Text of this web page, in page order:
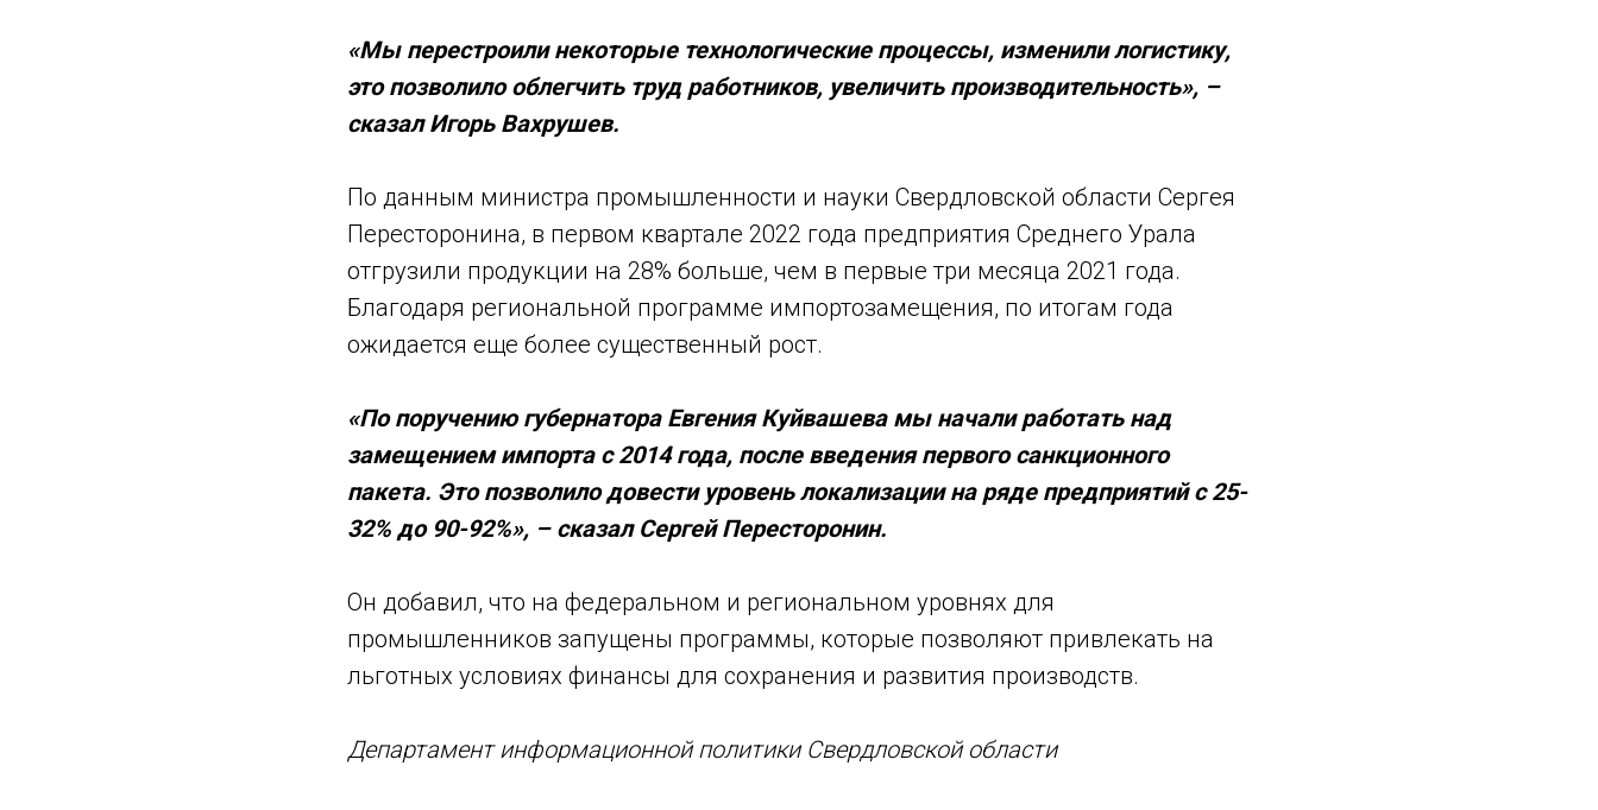
«Мы перестроили некоторые технологические процессы, изменили логистику,
это позволило облегчить труд работников, увеличить производительность», –
сказал Игорь Вахрушев.
По данным министра промышленности и науки Свердловской области Сергея
Пересторонина, в первом квартале 2022 года предприятия Среднего Урала
отгрузили продукции на 28% больше, чем в первые три месяца 2021 года.
Благодаря региональной программе импортозамещения, по итогам года
ожидается еще более существенный рост.
«По поручению губернатора Евгения Куйвашева мы начали работать над
замещением импорта с 2014 года, после введения первого санкционного
пакета. Это позволило довести уровень локализации на ряде предприятий с 25-
32% до 90-92%», – сказал Сергей Пересторонин.
Он добавил, что на федеральном и региональном уровнях для
промышленников запущены программы, которые позволяют привлекать на
льготных условиях финансы для сохранения и развития производств.
Департамент информационной политики Свердловской области